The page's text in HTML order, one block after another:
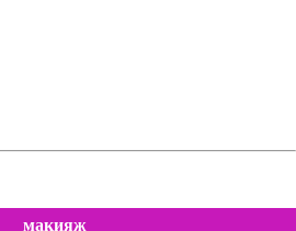
макияж